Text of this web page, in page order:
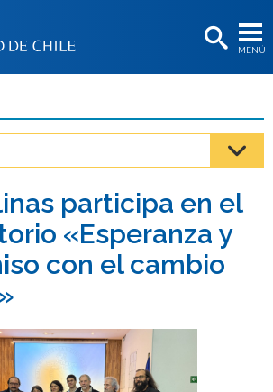
MENÚ
BIBLIOTECAS
Estudiantes
Académicas/os
Funcionarias/os
Egresadas/os
participa en el
«Esperanza y
con el cambio